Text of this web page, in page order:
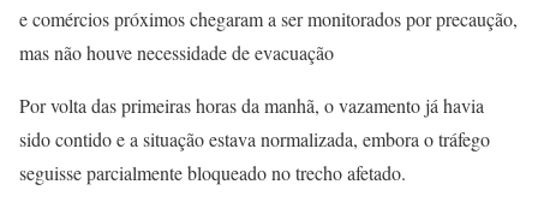
e comércios próximos chegaram a ser monitorados por precaução,
mas não houve necessidade de evacuação
Por volta das primeiras horas da manhã, o vazamento já havia
sido contido e a situação estava normalizada, embora o tráfego
seguisse parcialmente bloqueado no trecho afetado.